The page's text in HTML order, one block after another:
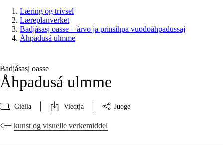
Læring og trivsel
Læreplanverket
Badjásasj oasse – árvo ja prinsihpa vuodoåhpadussaj
Åhpadusá ulmme
Badjásasj oasse
Åhpadusá ulmme
Giella Viedtja Juoge
kunst og visuelle verkemiddel